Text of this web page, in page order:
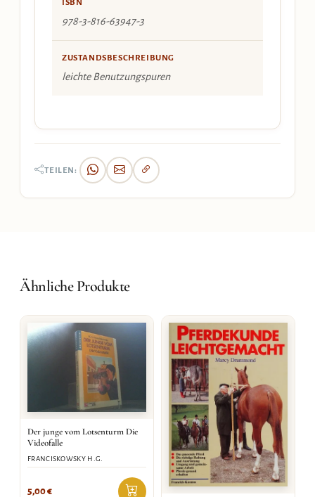
ISBN
978-3-816-63947-3
ZUSTANDSBESCHREIBUNG
leichte Benutzungspuren
TEILEN:
Ähnliche Produkte
Der junge vom Lotsenturm Die
Videofalle
FRANCISKOWSKY H.G.
5,00€